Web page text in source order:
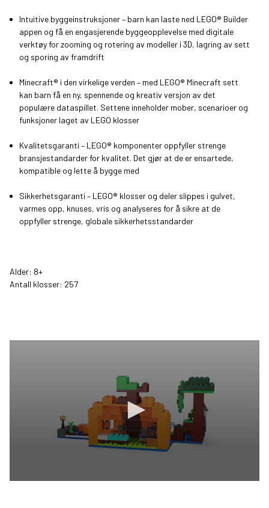
Intuitive byggeinstruksjoner – barn kan laste ned LEGO® Builder
appen og få en engasjerende byggeopplevelse med digitale
verktøy for zooming og rotering av modeller i 3D, lagring av sett
og sporing av framdrift
Minecraft® i den virkelige verden – med LEGO® Minecraft sett
kan barn få en ny, spennende og kreativ versjon av det
populære dataspillet. Settene inneholder mober, scenarioer og
funksjoner laget av LEGO klosser
Kvalitetsgaranti – LEGO® komponenter oppfyller strenge
bransjestandarder for kvalitet. Det gjør at de er ensartede,
kompatible og lette å bygge med
Sikkerhetsgaranti – LEGO® klosser og deler slippes i gulvet,
varmes opp, knuses, vris og analyseres for å sikre at de
oppfyller strenge, globale sikkerhetsstandarder
Alder: 8+
Antall klosser: 257